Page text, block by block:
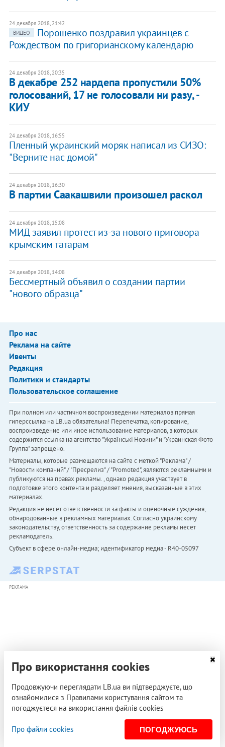
24 декабря 2018, 21:42
ВИДЕО
Порошенко поздравил украинцев с
Рождеством по григорианскому календарю
24 декабря 2018, 20:35
В декабре 252 нардепа пропустили 50%
голосований, 17 не голосовали ни разу, -
КИУ
24 декабря 2018, 16:55
Пленный украинский моряк написал из СИЗО:
"Верните нас домой"
24 декабря 2018, 16:30
В партии Саакашвили произошел раскол
24 декабря 2018, 15:08
МИД заявил протест из-за нового приговора
крымским татарам
24 декабря 2018, 14:08
Бессмертный объявил о создании партии
"нового образца"
Про нас
Реклама на сайте
Ивенты
Редакция
Политики и стандарты
Пользовательское соглашение
При полном или частичном воспроизведении материалов прямая
гиперссылка на LB.ua обязательна! Перепечатка, копирование,
воспроизведение или иное использование материалов, в которых
содержится ссылка на агентство "Українськi Новини" и "Украинская Фото
Группа" запрещено.
Материалы, которые размещаются на сайте с меткой "Реклама" /
"Новости компаний" / "Пресрелиз" / "Promoted", являются рекламными и
публикуются на правах рекламы. , однако редакция участвует в
подготовке этого контента и разделяет мнения, высказанные в этих
материалах.
Редакция не несет ответственности за факты и оценочные суждения,
обнародованные в рекламных материалах. Согласно украинскому
законодательству, ответственность за содержание рекламы несет
рекламодатель.
Субъект в сфере онлайн-медиа; идентификатор медиа - R40-05097
РЕКЛАМА
Про використання cookies
Продовжуючи переглядати LB.ua ви підтверджуєте, що
ознайомилися з Правилами користування сайтом та
погоджуєтеся на використання файлів cookies
Про файли cookies ПОГОДЖУЮСЬ